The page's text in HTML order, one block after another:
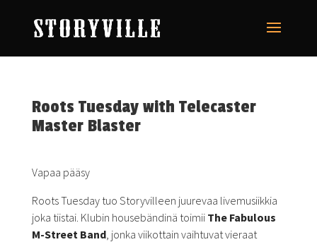
Roots Tuesday with Telecaster
Master Blaster
Vapaa pääsy
Roots Tuesday tuo Storyvilleen juurevaa livemusiikkia
joka tiistai. Klubin housebändinä toimii The Fabulous
M-Street Band, jonka viikottain vaihtuvat vieraat